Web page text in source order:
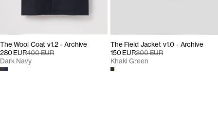
The Wool Coat v1.2 - Archive
280 EUR400 EUR
Dark Navy
The Field Jacket v1.0 - Archive
150 EUR300 EUR
Khaki Green